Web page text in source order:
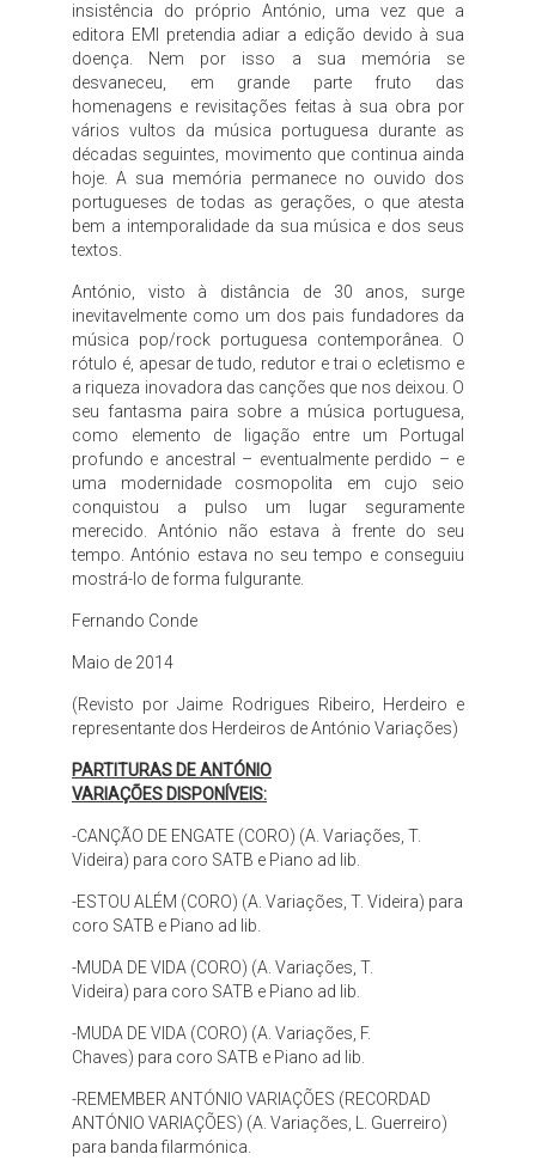
insistência do próprio António, uma vez que a
editora EMI pretendia adiar a edição devido à sua
doença. Nem por isso a sua memória se
desvaneceu, em grande parte fruto das
homenagens e revisitações feitas à sua obra por
vários vultos da música portuguesa durante as
décadas seguintes, movimento que continua ainda
hoje. A sua memória permanece no ouvido dos
portugueses de todas as gerações, o que atesta
bem a intemporalidade da sua música e dos seus
textos.
António, visto à distância de 30 anos, surge
inevitavelmente como um dos pais fundadores da
música pop/rock portuguesa contemporânea. O
rótulo é, apesar de tudo, redutor e trai o ecletismo e
a riqueza inovadora das canções que nos deixou. O
seu fantasma paira sobre a música portuguesa,
como elemento de ligação entre um Portugal
profundo e ancestral – eventualmente perdido – e
uma modernidade cosmopolita em cujo seio
conquistou a pulso um lugar seguramente
merecido. António não estava à frente do seu
tempo. António estava no seu tempo e conseguiu
mostrá-lo de forma fulgurante.
Fernando Conde
Maio de 2014
(Revisto por Jaime Rodrigues Ribeiro, Herdeiro e
representante dos Herdeiros de António Variações)
PARTITURAS DE ANTÓNIO
VARIAÇÕES DISPONÍVEIS:
-CANÇÃO DE ENGATE (CORO) (A. Variações, T.
Videira) para coro SATB e Piano ad lib.
-ESTOU ALÉM (CORO) (A. Variações, T. Videira) para
coro SATB e Piano ad lib.
-MUDA DE VIDA (CORO) (A. Variações, T.
Videira) para coro SATB e Piano ad lib.
-MUDA DE VIDA (CORO) (A. Variações, F.
Chaves) para coro SATB e Piano ad lib.
-REMEMBER ANTÓNIO VARIAÇÕES (RECORDAD
ANTÓNIO VARIAÇÕES) (A. Variações, L. Guerreiro)
para banda filarmónica.